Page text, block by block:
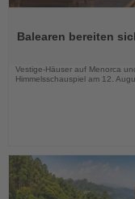
dieBalearen bereiten
Vestige-Häuser auf Menorca
Himmelsschauspiel am 12.